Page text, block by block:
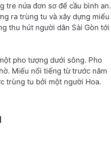
tre nứa đơn sơ để cầu bình an.
ra trùng tu và xây dựng miếu
thu hút người dân Sài Gòn tới
pho tượng dưới sông. Pho
Miếu nổi tiếng từ trước năm
trùng tu bởi một người Hoa.